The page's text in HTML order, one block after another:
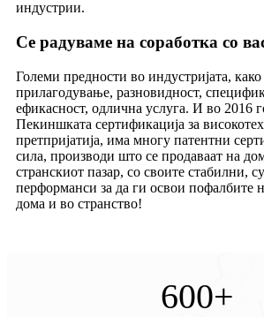
индустрии.
Се радуваме на соработка со
Големи предности во индустријата,
прилагодување, разновидност,
ефикасност, одлична услуга. И во 2016
Пекиншката сертификација за
претпријатија, има многу патентни
сила, производи што се продаваат на
странскиот пазар, со своите стабилни,
перформанси за да ги освои пофалбите
дома и во странство!
600+